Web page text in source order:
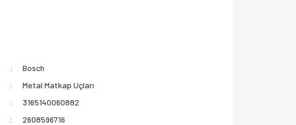
Bosch
Metal Matkap Uçları
3165140060882
2608596716